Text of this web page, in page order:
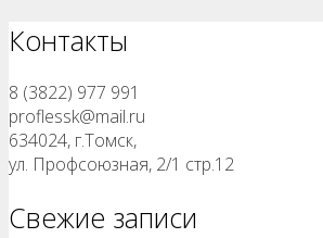
Контакты
8 (3822) 977 991
proflessk@mail.ru
634024, г.Томск,
ул. Профсоюзная, 2/1 стр.12
Свежие записи